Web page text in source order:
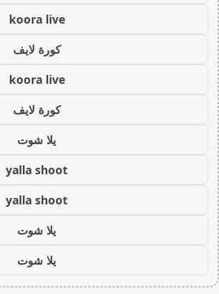
koora live
كورة لايف
koora live
كورة لايف
يلا شوت
yalla shoot
yalla shoot
يلا شوت
يلا شوت